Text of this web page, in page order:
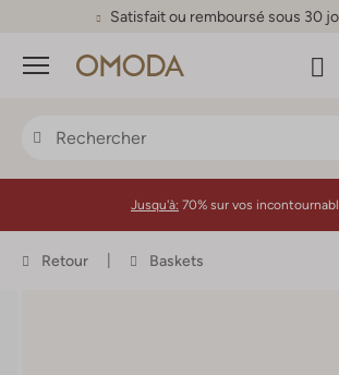
Satisfait ou remboursé sous 30
Menu
Jusqu'à: 70% sur vos
Retour Baskets